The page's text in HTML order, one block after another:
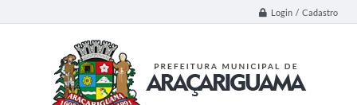
Login / Cadastro